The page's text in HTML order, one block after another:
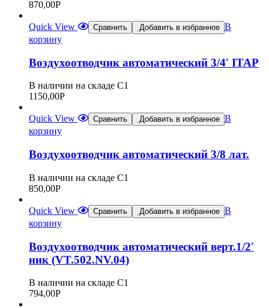
870,00Р
Quick View Сравнить Добавить в избранное В
корзину
Воздухоотводчик автоматический 3/4′ ITAP
В наличии на складе С1
1150,00Р
Quick View Сравнить Добавить в избранное В
корзину
Воздухоотводчик автоматический 3/8 лат.
В наличии на складе С1
850,00Р
Quick View Сравнить Добавить в избранное В
корзину
Воздухоотводчик автоматический верт.1/2′
ник (VT.502.NV.04)
В наличии на складе С1
794,00Р